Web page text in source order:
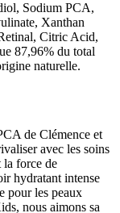
Sodium PCA,
Xanthan
Citric Acid,
87,96% du total
naturelle.
de Clémence et
avec les soins
la force de
hydratant intense
pour les peaux
nous aimons sa